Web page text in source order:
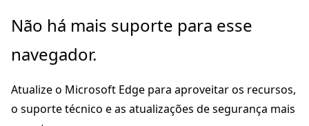
Pular
o
principal
Não há mais suporte para esse
navegador.
Atualize o Microsoft Edge para aproveitar os recursos,
o suporte técnico e as atualizações de segurança mais